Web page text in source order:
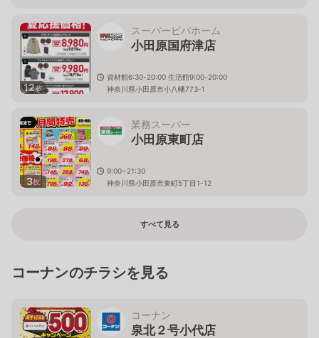
12枚
スーパービバホーム
小田原国府津店
資材館6:30-20:00 生活館9:00-20:00
神奈川県小田原市小八幡773-1
3枚
業務スーパー
小田原東町店
9:00~21:30
神奈川県小田原市東町5丁目1-12
すべて見る
コーナンのチラシを見る
コーナン
泉北２号小代店